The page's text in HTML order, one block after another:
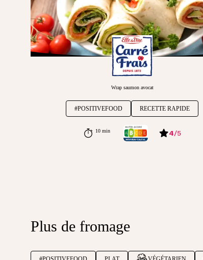
Wrap saumon avocat
#POSITIVEFOOD RECETTE RAPIDE
10 min 4/5
Plus de fromage